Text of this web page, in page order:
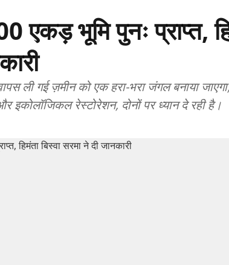
एकड़ भूमि पुनः प्राप्त,
ली गई ज़मीन को एक हरा-भरा जंगल बनाया
इकोलॉजिकल रेस्टोरेशन, दोनों पर ध्यान दे रही है।